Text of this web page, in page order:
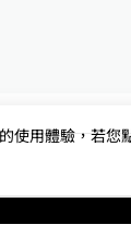
使用體驗，若